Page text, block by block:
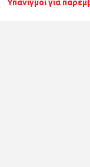
Υπανιγμοί για